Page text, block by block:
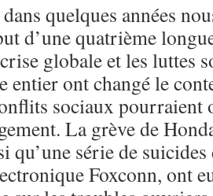
quelques années
d’une quatrième
globale et les luttes
entier ont changé le
sociaux pourraient
La grève de
qu’une série de
Foxconn, ont